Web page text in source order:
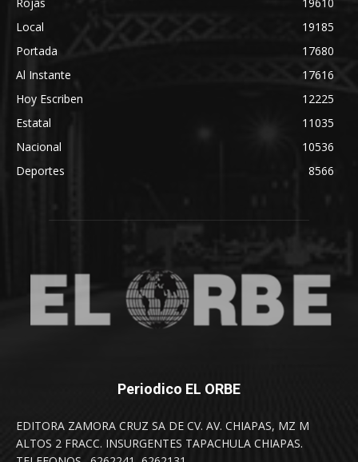
Local
19185
Portada
17680
Al Instante
17616
Hoy Escriben
12225
Estatal
11035
Nacional
10536
Deportes
8566
Periodico EL ORBE
EDITORA ZAMORA CRUZ SA DE CV. AV. CHIAPAS, MZ M
ALTOS 2 FRACC. INSURGENTES TAPACHULA CHIAPAS.